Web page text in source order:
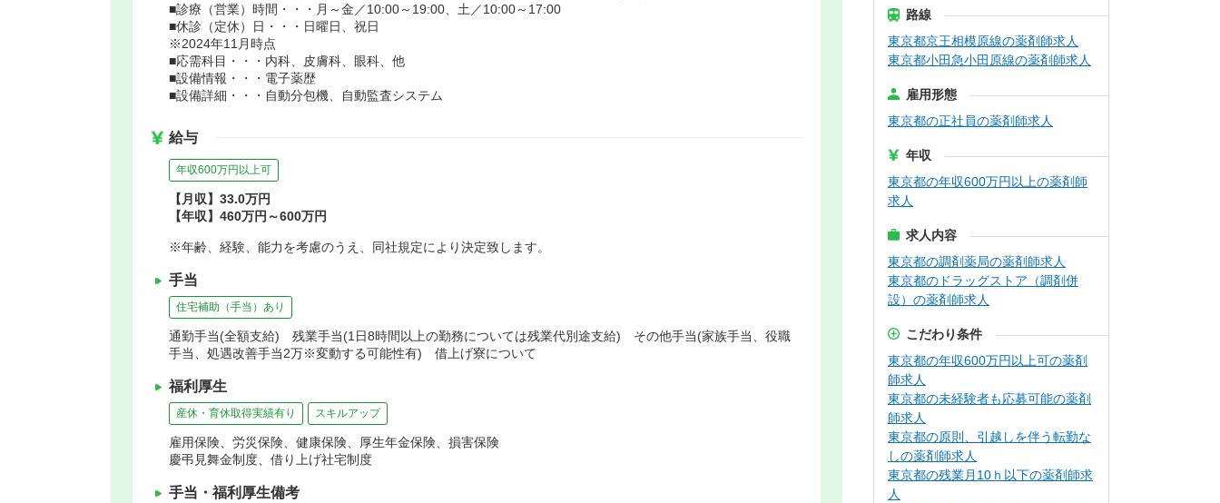
■診療（営業）時間・・・月～金／10:00～19:00、土／10:00～17:00
■休診（定休）日・・・日曜日、祝日
※2024年11月時点
■応需科目・・・内科、皮膚科、眼科、他
■設備情報・・・電子薬歴
■設備詳細・・・自動分包機、自動監査システム
給与
年収600万円以上可
【月収】33.0万円
【年収】460万円～600万円
※年齢、経験、能力を考慮のうえ、同社規定により決定致します。
手当
住宅補助（手当）あり
通勤手当(全額支給) 残業手当(1日8時間以上の勤務については残業代別途支給) その他手当(家族手当、役職
手当、処遇改善手当2万※変動する可能性有) 借上げ寮について
福利厚生
産休・育休取得実績有り スキルアップ
雇用保険、労災保険、健康保険、厚生年金保険、損害保険
慶弔見舞金制度、借り上げ社宅制度
手当・福利厚生備考
路線
東京都京王相模原線の薬剤師求人
東京都小田急小田原線の薬剤師求人
雇用形態
東京都の正社員の薬剤師求人
年収
東京都の年収600万円以上の薬剤師
求人
求人内容
東京都の調剤薬局の薬剤師求人
東京都のドラッグストア（調剤併
設）の薬剤師求人
こだわり条件
東京都の年収600万円以上可の薬剤
師求人
東京都の未経験者も応募可能の薬剤
師求人
東京都の原則、引越しを伴う転勤な
しの薬剤師求人
東京都の残業月10ｈ以下の薬剤師求
人